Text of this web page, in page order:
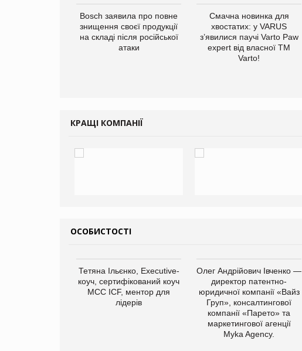
Bosch заявила про повне
знищення своєї продукції
на складі після російської
атаки
Смачна новинка для
хвостатих: у VARUS
з’явилися паучі Varto Paw
expert від власної ТМ
Varto!
КРАЩІ КОМПАНІЇ
ОСОБИСТОСТІ
Тетяна Ільєнко, Executive-
коуч, сертифікований коуч
МСС ICF, ментор для
лідерів
Олег Андрійович Івченко —
директор патентно-
юридичної компанії «Вайз
Груп», консалтингової
компанії «Парето» та
маркетингової агенції
Myka Agency.